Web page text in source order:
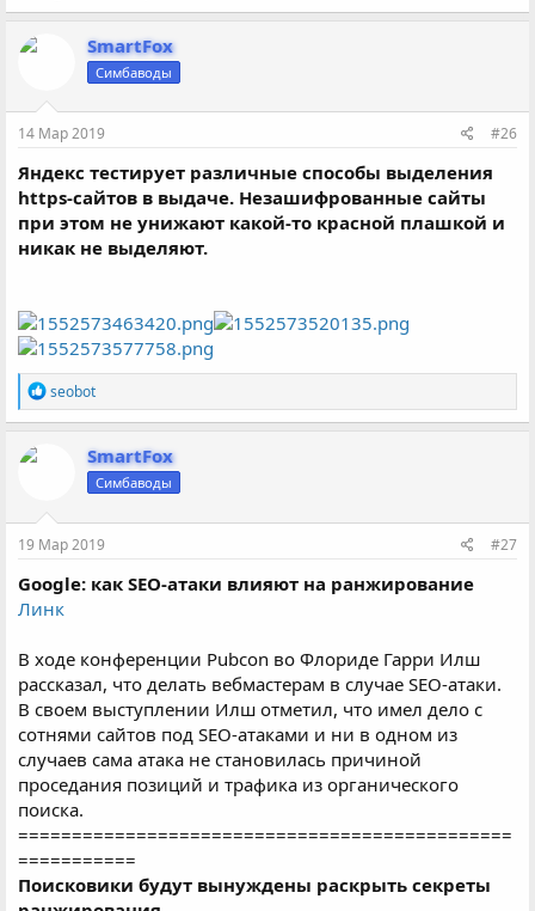
SmartFox
Симбаводы
14 Мар 2019 #26
Яндекс тестирует различные способы выделения
https-сайтов в выдаче. Незашифрованные сайты
при этом не унижают какой-то красной плашкой и
никак не выделяют.
Р
е
а
:
seobot
SmartFox
Симбаводы
19 Мар 2019 #27
Google: как SEO-атаки влияют на ранжирование
Линк
В ходе конференции Pubcon во Флориде Гарри Илш
рассказал, что делать вебмастерам в случае SEO-атаки.
В своем выступлении Илш отметил, что имел дело с
сотнями сайтов под SEO-атаками и ни в одном из
случаев сама атака не становилась причиной
проседания позиций и трафика из органического
поиска.
==============================================
===========
Поисковики будут вынуждены раскрыть секреты